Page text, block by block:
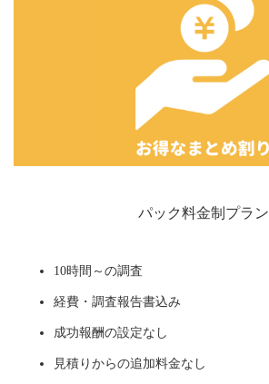
パック料金制プラン
10時間～の調査
経費・調査報告書込み
成功報酬の設定なし
見積りからの追加料金なし